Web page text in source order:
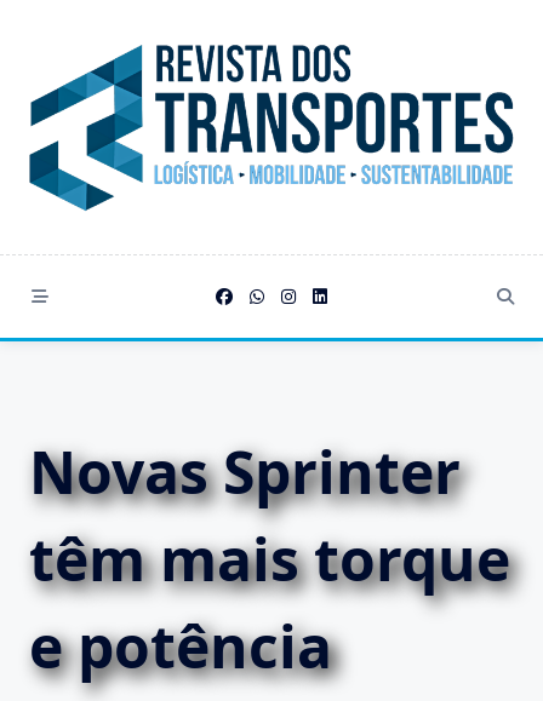
Novas Sprinter
têm mais torque
e potência